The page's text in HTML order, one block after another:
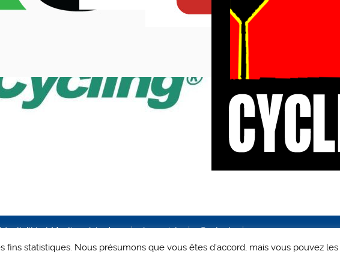
et Mentions Légales Le projet Contact
fins statistiques. Nous présumons que vous êtes d'accord, mais vous pouvez